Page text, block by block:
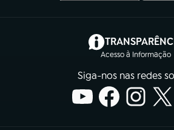
Acesso à Informação
(abre
Siga-nos nas redes